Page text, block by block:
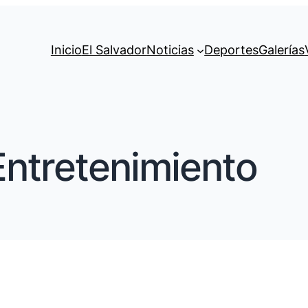
InicioEl SalvadorNoticias DeportesGalerías